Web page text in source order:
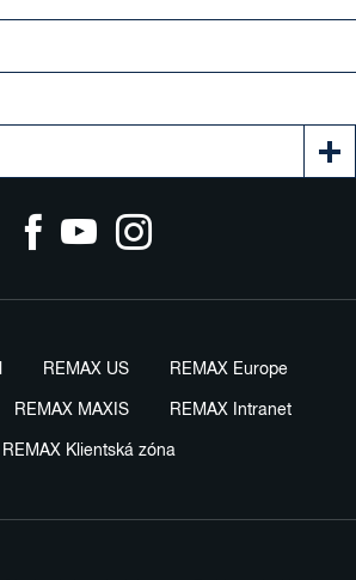
REMAX US REMAX Europe
REMAX MAXIS REMAX Intranet
REMAX Klientská zóna